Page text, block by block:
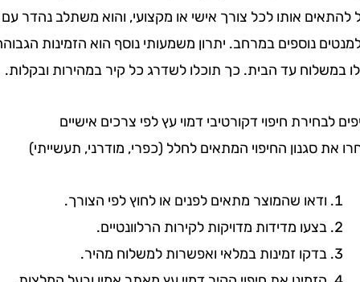
אותו לכל צורך אישי או מקצועי, והוא משתלב נהדר עם
נוספים במרחב. יתרון משמעותי נוסף הוא הזמינות הגבוהה
עד הבית. כך תוכלו לשדרג כל קיר במהירות ובקלות.
חיפוי דקורטיבי דמוי עץ לפי צרכים אישיים
סגנון החיפוי המתאים לחלל (כפרי, מודרני, תעשייתי)
ודאו שהמוצר מתאים לפנים או לחוץ לפי הצורך.
בצעו מדידות מדויקות לקירות הרלוונטיים.
בדקו זמינות במלאי ואפשרות למשלוח מהיר.